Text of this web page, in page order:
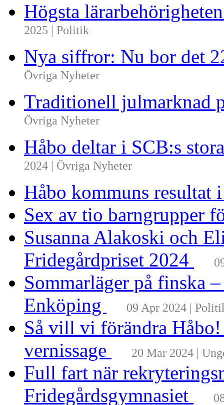
Högsta
2025 | Politik
Nya siffror: Nu bor det
Övriga Nyheter
Traditionell julmarknad
Övriga Nyheter
Håbo deltar i SCB:s
2024 | Övriga Nyheter
Håbo kommuns resultat
Sex av tio barngrupper
Susanna Alakoski och
Fridegårdpriset 2024
Sommarläger på finska
Enköping
09 Apr 2024 |
Så vill vi förändra
vernissage
20 Mar 2024 |
Full fart när
Fridegårdsgymnasiet